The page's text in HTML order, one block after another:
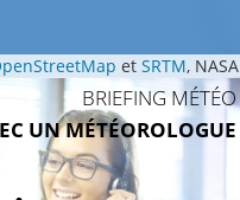
et SRTM, NASA
BRIEFING MÉTÉO
UN MÉTÉOROLOGUE